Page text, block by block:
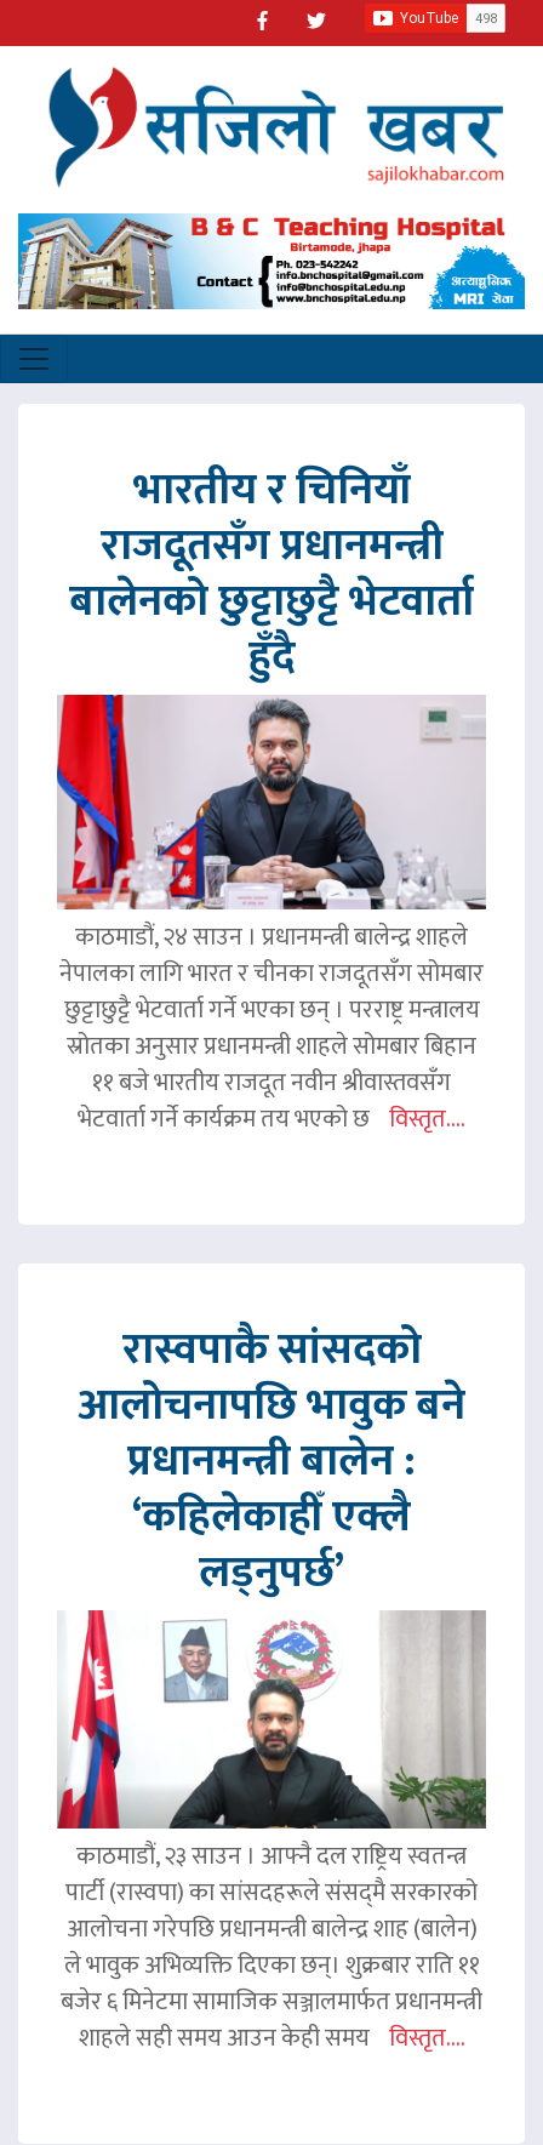
भारतीय र चिनियाँ
राजदूतसँग प्रधानमन्त्री
बालेनको छुट्टाछुट्टै भेटवार्ता
हुँदै
काठमाडौं, २४ साउन । प्रधानमन्त्री बालेन्द्र शाहले
नेपालका लागि भारत र चीनका राजदूतसँग सोमबार
छुट्टाछुट्टै भेटवार्ता गर्ने भएका छन् । परराष्ट्र मन्त्रालय
स्रोतका अनुसार प्रधानमन्त्री शाहले सोमबार बिहान
११ बजे भारतीय राजदूत नवीन श्रीवास्तवसँग
भेटवार्ता गर्ने कार्यक्रम तय भएको छ विस्तृत....
रास्वपाकै सांसदको
आलोचनापछि भावुक बने
प्रधानमन्त्री बालेन :
‘कहिलेकाहीँ एक्लै
लड्नुपर्छ’
काठमाडौं, २३ साउन । आफ्नै दल राष्ट्रिय स्वतन्त्र
पार्टी (रास्वपा) का सांसदहरूले संसद्‌मै सरकारको
आलोचना गरेपछि प्रधानमन्त्री बालेन्द्र शाह (बालेन)
ले भावुक अभिव्यक्ति दिएका छन्। शुक्रबार राति ११
बजेर ६ मिनेटमा सामाजिक सञ्जालमार्फत प्रधानमन्त्री
शाहले सही समय आउन केही समय विस्तृत....